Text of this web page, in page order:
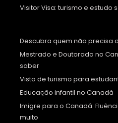
Visitor Visa: turismo e estudo
Descubra quem não precisa
Mestrado e Doutorado no
saber
Visto de turismo para
Educação infantil no Canadá
Imigre para o Canadá:
muito